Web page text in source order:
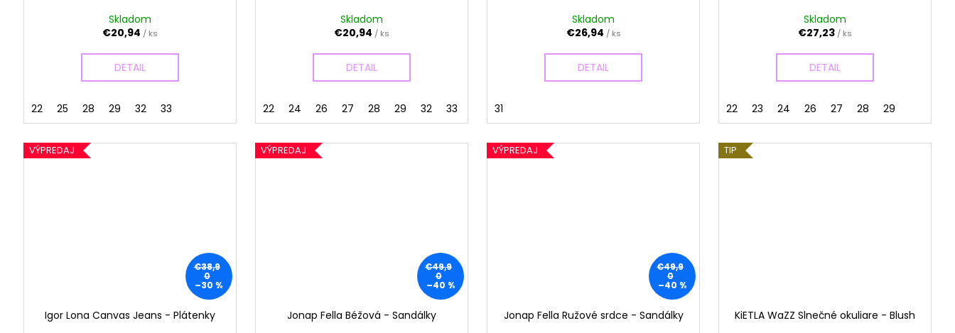
Skladom
€20,94 / ks
DETAIL
22 25 28 29 32 33
Skladom
€20,94 / ks
DETAIL
22 24 26 27 28 29 32 33
Skladom
€26,94 / ks
DETAIL
31
Skladom
€27,23 / ks
DETAIL
22 23 24 26 27 28 29
VÝPREDAJ
€38,9
0
–30 %
Igor Lona Canvas Jeans - Plátenky
VÝPREDAJ
€49,9
0
–40 %
Jonap Fella Béžová - Sandálky
VÝPREDAJ
€49,9
0
–40 %
Jonap Fella Ružové srdce - Sandálky
TIP
KiETLA WaZZ Slnečné okuliare - Blush